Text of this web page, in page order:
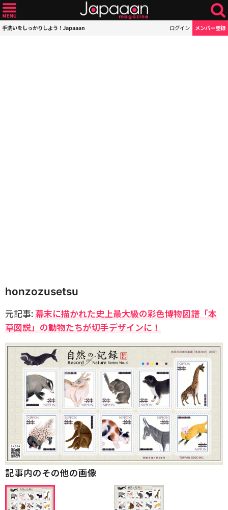
手洗いをしっかりしよう！Japaaan ログイン メンバー登録
honzozusetsu
元記事: 幕末に描かれた史上最大級の彩色博物図譜「本
草図説」の動物たちが切手デザインに！
記事内のその他の画像